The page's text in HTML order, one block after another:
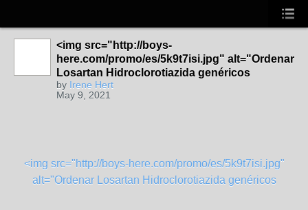
<img src="http://boys-
here.com/promo/es/5k9t7isi.jpg" alt="Ordenar
Losartan Hidroclorotiazida genéricos
by Irene Hert
May 9, 2021
<img src="http://boys-here.com/promo/es/5k9t7isi.jpg"
alt="Ordenar Losartan Hidroclorotiazida genéricos